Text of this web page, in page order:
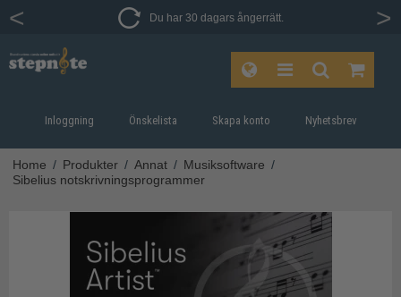
Du har 30 dagars ångerrätt.
Inloggning Önskelista Skapa konto Nyhetsbrev
Home / Produkter / Annat / Musiksoftware /
Sibelius notskrivningsprogrammer